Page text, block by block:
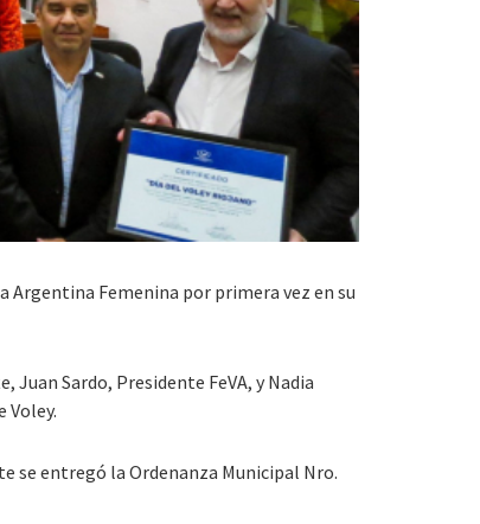
Argentina Femenina por primera vez en su
Sardo, Presidente FeVA, y Nadia
Voley.
se entregó la Ordenanza Municipal Nro.